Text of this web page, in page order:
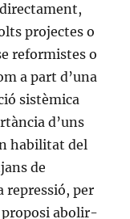
projectes o
reformistes o
a part d’una
sistèmica
d’uns
habilitat del
de
repressió, per
proposi abolir-